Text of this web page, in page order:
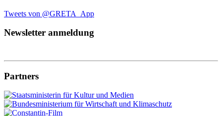
Tweets von @GRETA_App
Newsletter anmeldung
Partners